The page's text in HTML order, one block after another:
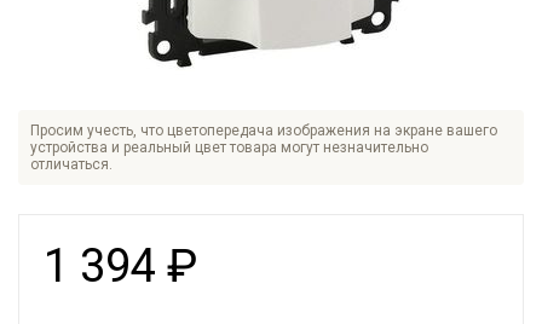
Просим учесть, что цветопередача изображения на экране вашего
устройства и реальный цвет товара могут незначительно
отличаться.
1 394 ₽